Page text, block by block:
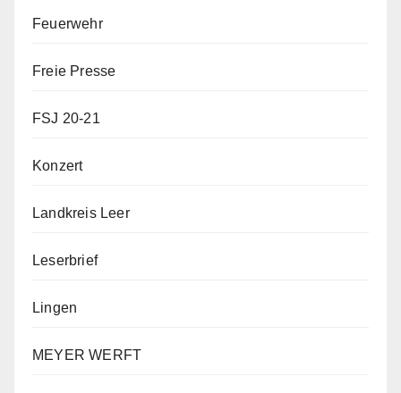
Feuerwehr
Freie Presse
FSJ 20-21
Konzert
Landkreis Leer
Leserbrief
Lingen
MEYER WERFT